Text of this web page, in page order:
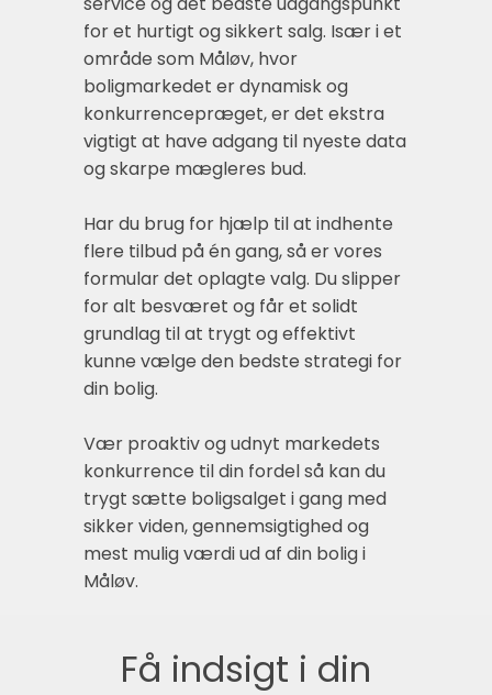
for et hurtigt og sikkert salg. Især i et
område som Måløv, hvor
boligmarkedet er dynamisk og
konkurrencepræget, er det ekstra
vigtigt at have adgang til nyeste data
og skarpe mægleres bud.
Har du brug for hjælp til at indhente
flere tilbud på én gang, så er vores
formular det oplagte valg. Du slipper
for alt besværet og får et solidt
grundlag til at trygt og effektivt
kunne vælge den bedste strategi for
din bolig.
Vær proaktiv og udnyt markedets
konkurrence til din fordel så kan du
trygt sætte boligsalget i gang med
sikker viden, gennemsigtighed og
mest mulig værdi ud af din bolig i
Måløv.
Få indsigt i din